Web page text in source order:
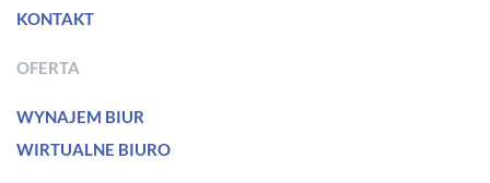
KONTAKT
OFERTA
WYNAJEM BIUR
WIRTUALNE BIURO